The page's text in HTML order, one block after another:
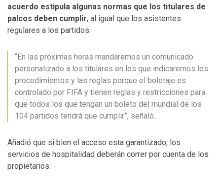
acuerdo estipula algunas normas que los titulares de
palcos deben cumplir, al igual que los asistentes
regulares a los partidos.
“En las próximas horas mandaremos un comunicado
personalizado a los titulares en los que indicaremos los
procedimientos y las reglas porque el boletaje es
controlado por FIFA y tienen reglas y restricciones para
que todos los que tengan un boleto del mundial de los
104 partidos tendrá que cumplir”, señaló.
Añadió que si bien el acceso esta garantizado, los
servicios de hospitalidad deberán correr por cuenta de los
propietarios.